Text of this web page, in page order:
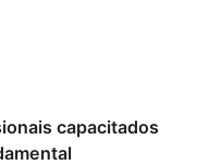
capacitados